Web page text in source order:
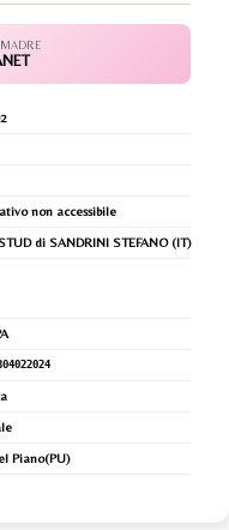
MADRE
non accessibile
di SANDRINI STEFANO (IT)
Piano(PU)